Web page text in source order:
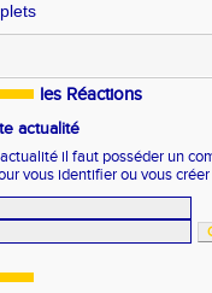
les Réactions
actualité
il faut posséder un
vous identifier ou vous